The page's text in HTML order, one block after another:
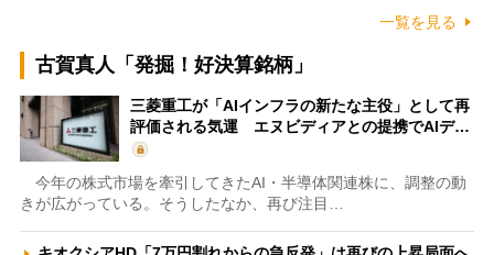
一覧を見る
古賀真人「発掘！好決算銘柄」
三菱重工が「AIインフラの新たな主役」として再
評価される気運 エヌビディアとの提携でAIデ…
今年の株式市場を牽引してきたAI・半導体関連株に、調整の動
きが広がっている。そうしたなか、再び注目…